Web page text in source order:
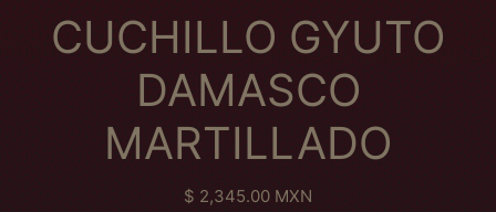
CUCHILLO GYUTO
DAMASCO
MARTILLADO
Preço normal
$ 2,345.00 MXN